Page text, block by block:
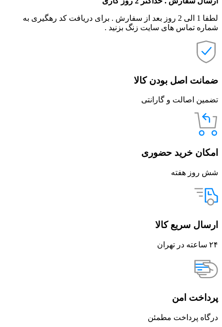
لطفا 1 الی 2 روز بعد از سفارش . برای دریافت کد رهگیری به
شماره تماس های سایت زنگ بزنید .
ضمانت اصل بودن کالا
تضمین اصالت و گارانتی
امکان خرید حضوری
شش روز هفته
ارسال سریع کالا
۲۴ ساعته در تهران
پرداخت امن
درگاه پرداخت مطمئن